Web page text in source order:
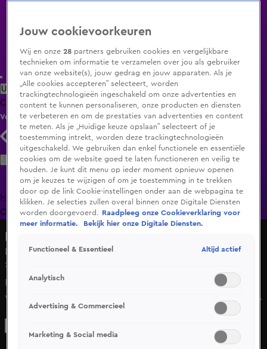
Uitzending Gemist Populaire programma's Zenders Genres
ClipsFilmsRadioSmart TV inlogShop
Volg KIJK
Zoeken
HomeUitzending Gemist Programma's De Bondgenoten
OranjezomerLivestreamsShop
De vonken vliegen over tussen Thomas en Nancy!
27 mrt 2025, 18:55
In Lang Leve de Liefde krijgt Thomas een
verrassingsontvangst van tweelingzusjes Kim en Nancy. Hij
blijkt gematcht met Nancy en samen trekken ze naar de
tot een hilarische workout en diepgaande gesprekken.
Jouw cookievoorkeuren
Wij en onze28 partners gebruiken cookies en vergelijkbare
technieken om informatie te verzamelen over jou als gebruiker
van onze website(s), jouw gedrag en jouw apparaten. Als je
„Alle cookies accepteren” selecteert, worden
trackingtechnologieën ingeschakeld om onze advertenties en
content te kunnen personaliseren, onze producten en diensten
te verbeteren en om de prestaties van advertenties en content
te meten. Als je „Huidige keuze opslaan” selecteert of je
toestemming intrekt, worden deze trackingtechnologieën
uitgeschakeld. We gebruiken dan enkel functionele en essentiële
cookies om de website goed te laten functioneren en veilig te
houden. Je kunt dit menu op ieder moment opnieuw openen
om je keuzes te wijzigen of om je toestemming in te trekken
door op de link Cookie-instellingen onder aan de webpagina te
klikken. Je selecties zullen overal binnen onze Digitale Diensten
worden doorgevoerd.
Raadpleeg onze Cookieverklaring voor
meer informatie.
Bekijk hier onze Digitale Diensten.
Functioneel & Essentieel Altijd actief
Analytisch
Advertising & Commercieel
Marketing & Social media